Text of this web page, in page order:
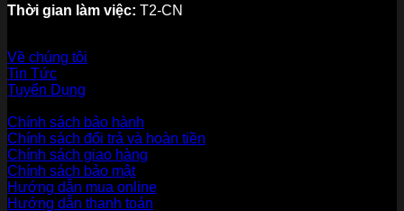
Thời gian làm việc: T2-CN
Về chúng tôi
Tin Tức
Tuyển Dụng
Chính sách bảo hành
Chính sách đổi trả và hoàn tiền
Chính sách giao hàng
Chính sách bảo mật
Hướng dẫn mua online
Hướng dẫn thanh toán